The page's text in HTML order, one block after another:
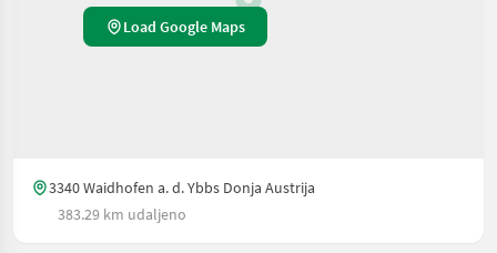
Load Google Maps
3340 Waidhofen a. d. Ybbs Donja Austrija
383.29 km udaljeno